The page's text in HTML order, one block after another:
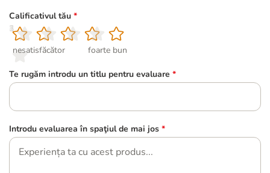
Calificativul tău *
1
nesatisfăcător
2
3
4
5
foarte bun
Te rugăm introdu un titlu pentru evaluare *
Introdu evaluarea în spaţiul de mai jos *